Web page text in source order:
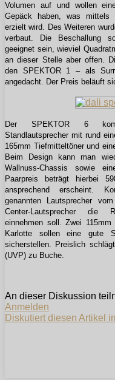
Volumen auf und wollen
Gepäck haben, was mittels
erzielt wird. Des Weiteren
verbaut. Die Beschallung
geeignet sein, wieviel
an dieser Stelle aber offen.
den SPEKTOR 1 – als
angedacht. Der Preis beläuft
Der SPEKTOR 6
Standlautsprecher mit rund
165mm Tiefmitteltöner und
Beim Design kann man
Wallnuss-Chassis sowie
Paarpreis beträgt hierbei
ansprechend erscheint.
genannten Lautsprecher
Center-Lautsprecher die
einnehmen soll. Zwei
Karlotte sollen eine gute
sicherstellen. Preislich
(UVP) zu Buche.
An dieser Diskussion
Anmelden
Diskutiert diesen Artikel